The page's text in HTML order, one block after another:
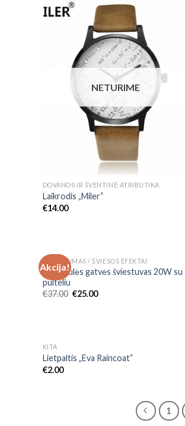
NETURIME
DOVANOS IR ŠVENTINĖ ATRIBUTIKA
Laikrodis „Miler“
€14.00
Akcija!
Add to
Wishlist
APŠVIETIMAS / ŠVIESOS EFEKTAI
LED saulės gatvės šviestuvas 20W su
pulteliu
€37.00 €25.00
KITA
Lietpaltis „Eva Raincoat“
€2.00
1